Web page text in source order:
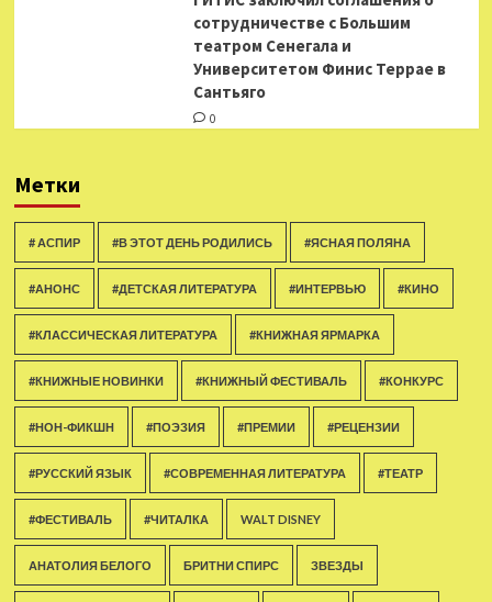
сотрудничестве с Большим
театром Сенегала и
Университетом Финис Террае в
Сантьяго
0
Метки
# АСПИР #В ЭТОТ ДЕНЬ РОДИЛИСЬ #ЯСНАЯ ПОЛЯНА
#АНОНС #ДЕТСКАЯ ЛИТЕРАТУРА #ИНТЕРВЬЮ #КИНО
#КЛАССИЧЕСКАЯ ЛИТЕРАТУРА #КНИЖНАЯ ЯРМАРКА
#КНИЖНЫЕ НОВИНКИ #КНИЖНЫЙ ФЕСТИВАЛЬ #КОНКУРС
#НОН-ФИКШН #ПОЭЗИЯ #ПРЕМИИ #РЕЦЕНЗИИ
#РУССКИЙ ЯЗЫК #СОВРЕМЕННАЯ ЛИТЕРАТУРА #ТЕАТР
#ФЕСТИВАЛЬ #ЧИТАЛКА WALT DISNEY
АНАТОЛИЯ БЕЛОГО БРИТНИ СПИРС ЗВЕЗДЫ